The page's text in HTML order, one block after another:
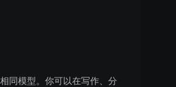
同模型。你可以在写作、分